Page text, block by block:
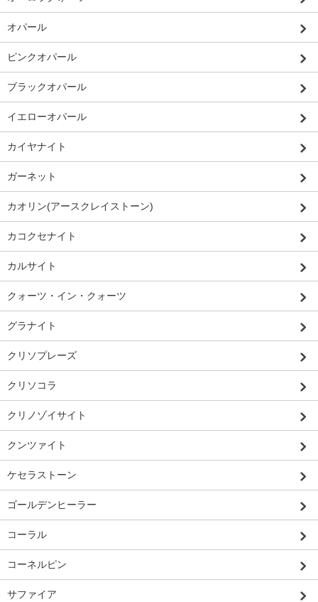
オパール
ピンクオパール
ブラックオパール
イエローオパール
カイヤナイト
ガーネット
カオリン(アースクレイストーン)
カコクセナイト
カルサイト
クォーツ・イン・クォーツ
グラナイト
クリソプレーズ
クリソコラ
クリノゾイサイト
クンツァイト
ケセラストーン
ゴールデンヒーラー
コーラル
コーネルピン
サファイア